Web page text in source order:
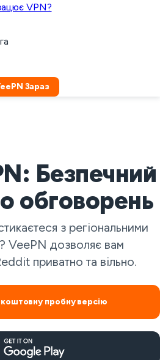
VPN?
Зараз
Безпечний
обговорень
з регіональними
VeePN дозволяє вам
приватно та вільно.
пробну версію